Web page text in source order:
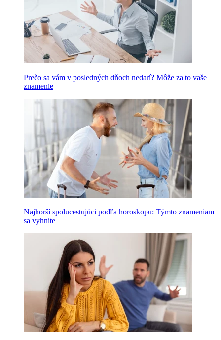
Prečo sa vám v posledných dňoch nedarí? Môže za to vaše
znamenie
Najhorší spolucestujúci podľa horoskopu: Týmto znameniam
sa vyhnite